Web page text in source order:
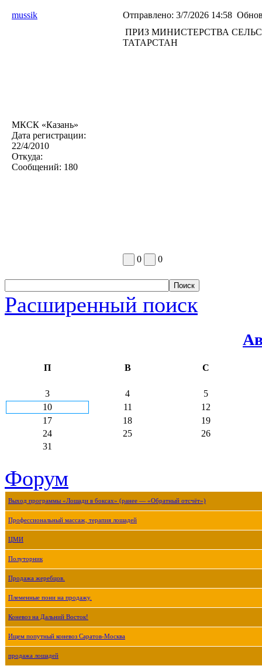
mussik Отправлено: 3/7/2026 14:58
МКСК «Казань»
Дата регистрации:
22/4/2010
Откуда:
Сообщений: 180
ПРИЗ МИНИСТЕРСТВА
ТАТАРСТАН
0 0
Расширенный поиск
П В С
3 4
5
10
11
12
17
18
19
24
25
26
31
Форум
Выход программы «Лошади в боксах» (ранее — «Обратный отсчёт»)
Профессиональный массаж, терапия лошадей
ЦМИ
Полуторник
Продажа жеребцов.
Племенные пони на продажу.
Коневоз на Дальний Восток!
Ищем попутный коневоз Саратов-Москва
продажа лошадей